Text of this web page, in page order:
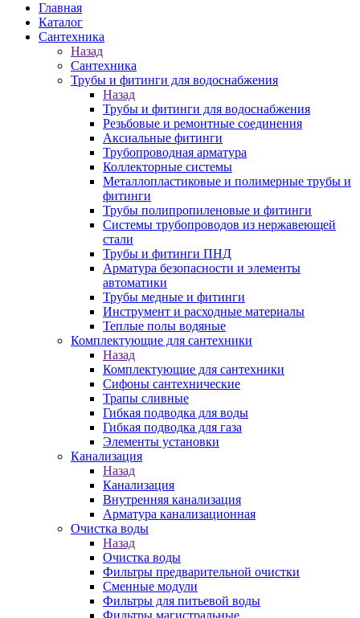
Главная
Каталог
Сантехника
Назад
Сантехника
Трубы и фитинги для водоснабжения
Назад
Трубы и фитинги для водоснабжения
Резьбовые и ремонтные соединения
Аксиальные фитинги
Трубопроводная арматура
Коллекторные системы
Металлопластиковые и полимерные трубы и
фитинги
Трубы полипропиленовые и фитинги
Системы трубопроводов из нержавеющей
стали
Трубы и фитинги ПНД
Арматура безопасности и элементы
автоматики
Трубы медные и фитинги
Инструмент и расходные материалы
Теплые полы водяные
Комплектующие для сантехники
Назад
Комплектующие для сантехники
Сифоны сантехнические
Трапы сливные
Гибкая подводка для воды
Гибкая подводка для газа
Элементы установки
Канализация
Назад
Канализация
Внутренняя канализация
Арматура канализационная
Очистка воды
Назад
Очистка воды
Фильтры предварительной очистки
Сменные модули
Фильтры для питьевой воды
Фильтры магистральные